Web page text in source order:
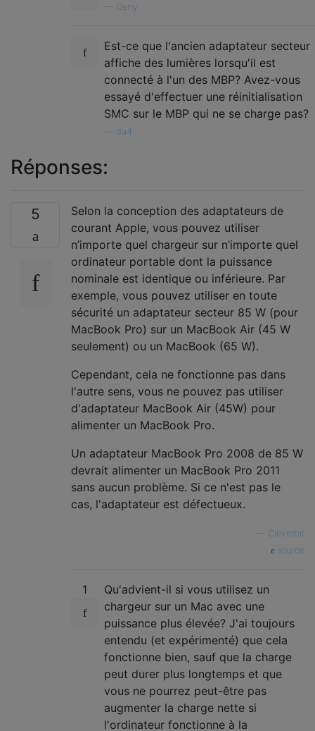
Gerry
Est-ce que l'ancien adaptateur secteur
affiche des lumières lorsqu'il est
connecté à l'un des MBP? Avez-vous
essayé d'effectuer une réinitialisation
SMC sur le MBP qui ne se charge pas?
da4
Réponses:
5
Selon la conception des adaptateurs de
courant Apple, vous pouvez utiliser
n’importe quel chargeur sur n’importe quel
ordinateur portable dont la puissance
nominale est identique ou inférieure. Par
exemple, vous pouvez utiliser en toute
sécurité un adaptateur secteur 85 W (pour
MacBook Pro) sur un MacBook Air (45 W
seulement) ou un MacBook (65 W).
Cependant, cela ne fonctionne pas dans
l'autre sens, vous ne pouvez pas utiliser
d'adaptateur MacBook Air (45W) pour
alimenter un MacBook Pro.
Un adaptateur MacBook Pro 2008 de 85 W
devrait alimenter un MacBook Pro 2011
sans aucun problème. Si ce n'est pas le
cas, l'adaptateur est défectueux.
Cleverbit
source
1
Qu'advient-il si vous utilisez un
chargeur sur un Mac avec une
puissance plus élevée? J'ai toujours
entendu (et expérimenté) que cela
fonctionne bien, sauf que la charge
peut durer plus longtemps et que
vous ne pourrez peut-être pas
augmenter la charge nette si
l'ordinateur fonctionne à la